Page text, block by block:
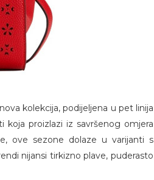
kolekcija, podijeljena u pet linija
proizlazi iz savršenog omjera
ove sezone dolaze u varijanti s
nijansi tirkizno plave, puderasto